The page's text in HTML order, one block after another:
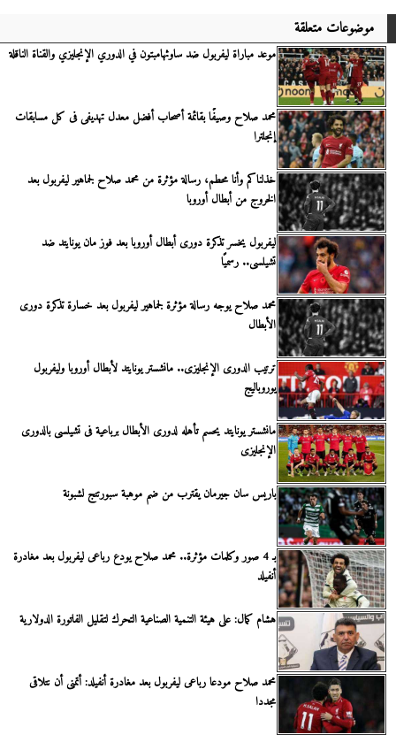
موضوعات متعلقة
موعد مباراة ليفربول ضد ساوثهامبتون في الدوري الإنجليزي والقناة الناقلة
محمد صلاح وصيفًا بقائمة أصحاب أفضل معدل تهديفى فى كل مسابقات
إنجلترا
خذلناكم وأنا محطم، رسالة مؤثرة من محمد صلاح لجماهير ليفربول بعد
الخروج من أبطال أوروبا
ليفربول يخسر تذكرة دورى أبطال أوروبا بعد فوز مان يونايتد ضد
تشيلسى.. رسميًا
محمد صلاح يوجه رسالة مؤثرة لجماهير ليفربول بعد خسارة تذكرة دورى
الأبطال
ترتيب الدورى الإنجليزى.. مانشستر يونايتد لأبطال أوروبا وليفربول
يوروباليج
مانشستر يونايتد يحسم تأهله لدورى الأبطال برباعية فى تشيلسى بالدورى
الإنجليزى
باريس سان جيرمان يقترب من ضم موهبة سبورتنج لشبونة
بـ 4 صور وكلمات مؤثرة.. محمد صلاح يودع رباعى ليفربول بعد مغادرة
أنفيلد
هشام كمال: على هيئة التنمية الصناعية التحرك لتقليل الفاتورة الدولارية
محمد صلاح مودعا رباعى ليفربول بعد مغادرة أنفيلد: أتمنى أن نتلاقى
مجددا